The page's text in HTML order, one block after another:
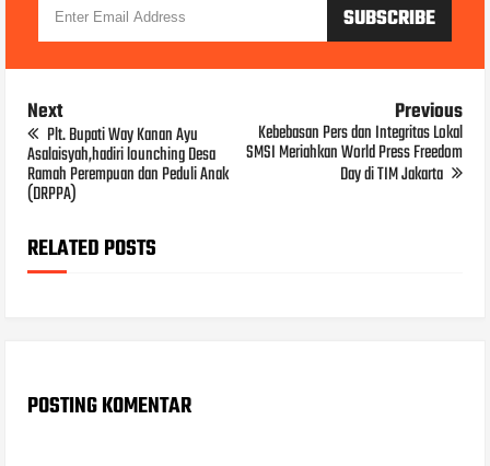
Next
Plt. Bupati Way Kanan Ayu
Asalaisyah,hadiri lounching Desa
Ramah Perempuan dan Peduli Anak
(DRPPA)
Previous
Kebebasan Pers dan Integritas Lokal
SMSI Meriahkan World Press Freedom
Day di TIM Jakarta
RELATED POSTS
POSTING KOMENTAR